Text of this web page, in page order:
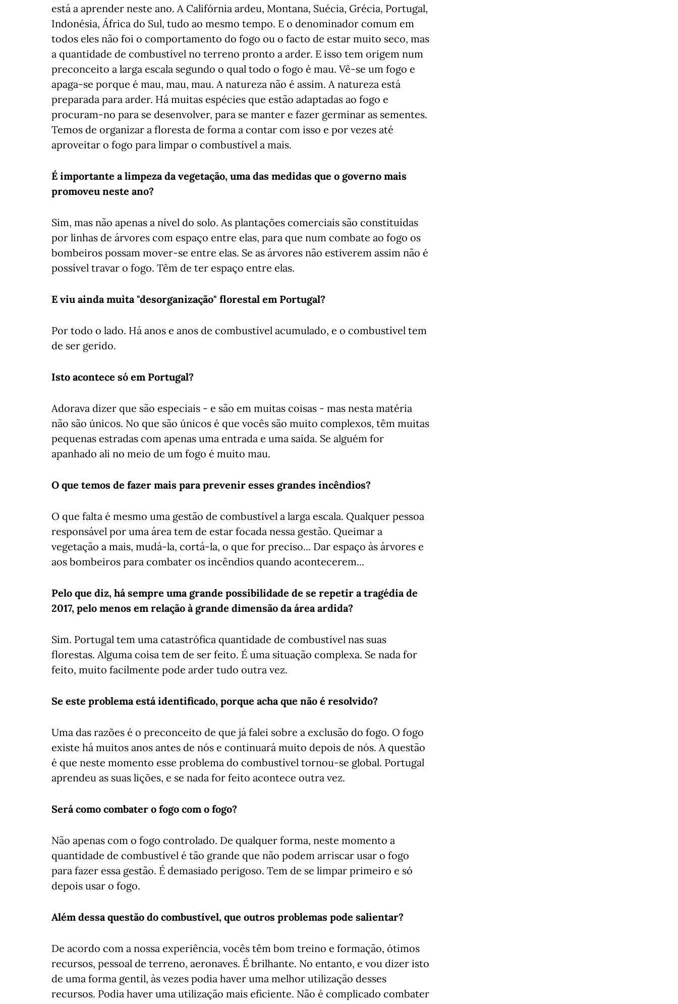
está a aprender neste ano. A Califórnia ardeu, Montana, Suécia, Grécia, Portugal,
Indonésia, África do Sul, tudo ao mesmo tempo. E o denominador comum em
todos eles não foi o comportamento do fogo ou o facto de estar muito seco, mas
a quantidade de combustível no terreno pronto a arder. E isso tem origem num
preconceito a larga escala segundo o qual todo o fogo é mau. Vê-se um fogo e
apaga-se porque é mau, mau, mau. A natureza não é assim. A natureza está
preparada para arder. Há muitas espécies que estão adaptadas ao fogo e
procuram-no para se desenvolver, para se manter e fazer germinar as sementes.
Temos de organizar a floresta de forma a contar com isso e por vezes até
aproveitar o fogo para limpar o combustível a mais.
É importante a limpeza da vegetação, uma das medidas que o governo mais
promoveu neste ano?
Sim, mas não apenas a nível do solo. As plantações comerciais são constituídas
por linhas de árvores com espaço entre elas, para que num combate ao fogo os
bombeiros possam mover-se entre elas. Se as árvores não estiverem assim não é
possível travar o fogo. Têm de ter espaço entre elas.
E viu ainda muita "desorganização" florestal em Portugal?
Por todo o lado. Há anos e anos de combustível acumulado, e o combustível tem
de ser gerido.
Isto acontece só em Portugal?
Adorava dizer que são especiais - e são em muitas coisas - mas nesta matéria
não são únicos. No que são únicos é que vocês são muito complexos, têm muitas
pequenas estradas com apenas uma entrada e uma saída. Se alguém for
apanhado ali no meio de um fogo é muito mau.
O que temos de fazer mais para prevenir esses grandes incêndios?
O que falta é mesmo uma gestão de combustível a larga escala. Qualquer pessoa
responsável por uma área tem de estar focada nessa gestão. Queimar a
vegetação a mais, mudá-la, cortá-la, o que for preciso... Dar espaço às árvores e
aos bombeiros para combater os incêndios quando acontecerem...
Pelo que diz, há sempre uma grande possibilidade de se repetir a tragédia de
2017, pelo menos em relação à grande dimensão da área ardida?
Sim. Portugal tem uma catastrófica quantidade de combustível nas suas
florestas. Alguma coisa tem de ser feito. É uma situação complexa. Se nada for
feito, muito facilmente pode arder tudo outra vez.
Se este problema está identificado, porque acha que não é resolvido?
Uma das razões é o preconceito de que já falei sobre a exclusão do fogo. O fogo
existe há muitos anos antes de nós e continuará muito depois de nós. A questão
é que neste momento esse problema do combustível tornou-se global. Portugal
aprendeu as suas lições, e se nada for feito acontece outra vez.
Será como combater o fogo com o fogo?
Não apenas com o fogo controlado. De qualquer forma, neste momento a
quantidade de combustível é tão grande que não podem arriscar usar o fogo
para fazer essa gestão. É demasiado perigoso. Tem de se limpar primeiro e só
depois usar o fogo.
Além dessa questão do combustível, que outros problemas pode salientar?
De acordo com a nossa experiência, vocês têm bom treino e formação, ótimos
recursos, pessoal de terreno, aeronaves. É brilhante. No entanto, e vou dizer isto
de uma forma gentil, às vezes podia haver uma melhor utilização desses
recursos. Podia haver uma utilização mais eficiente. Não é complicado combater